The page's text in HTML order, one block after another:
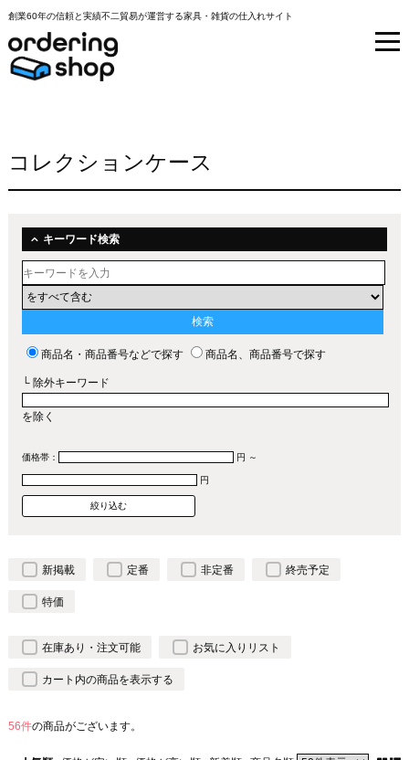
創業60年の信頼と実績不二貿易が運営する家具・雑貨の仕入れサイト
コレクションケース
キーワード検索
商品名・商品番号などで探す 商品名、商品番号で探す
└ 除外キーワード
を除く
価格帯： 円 ～
円
新掲載 定番 非定番 終売予定
特価
在庫あり・注文可能 お気に入りリスト
カート内の商品を表示する
56件の商品がございます。